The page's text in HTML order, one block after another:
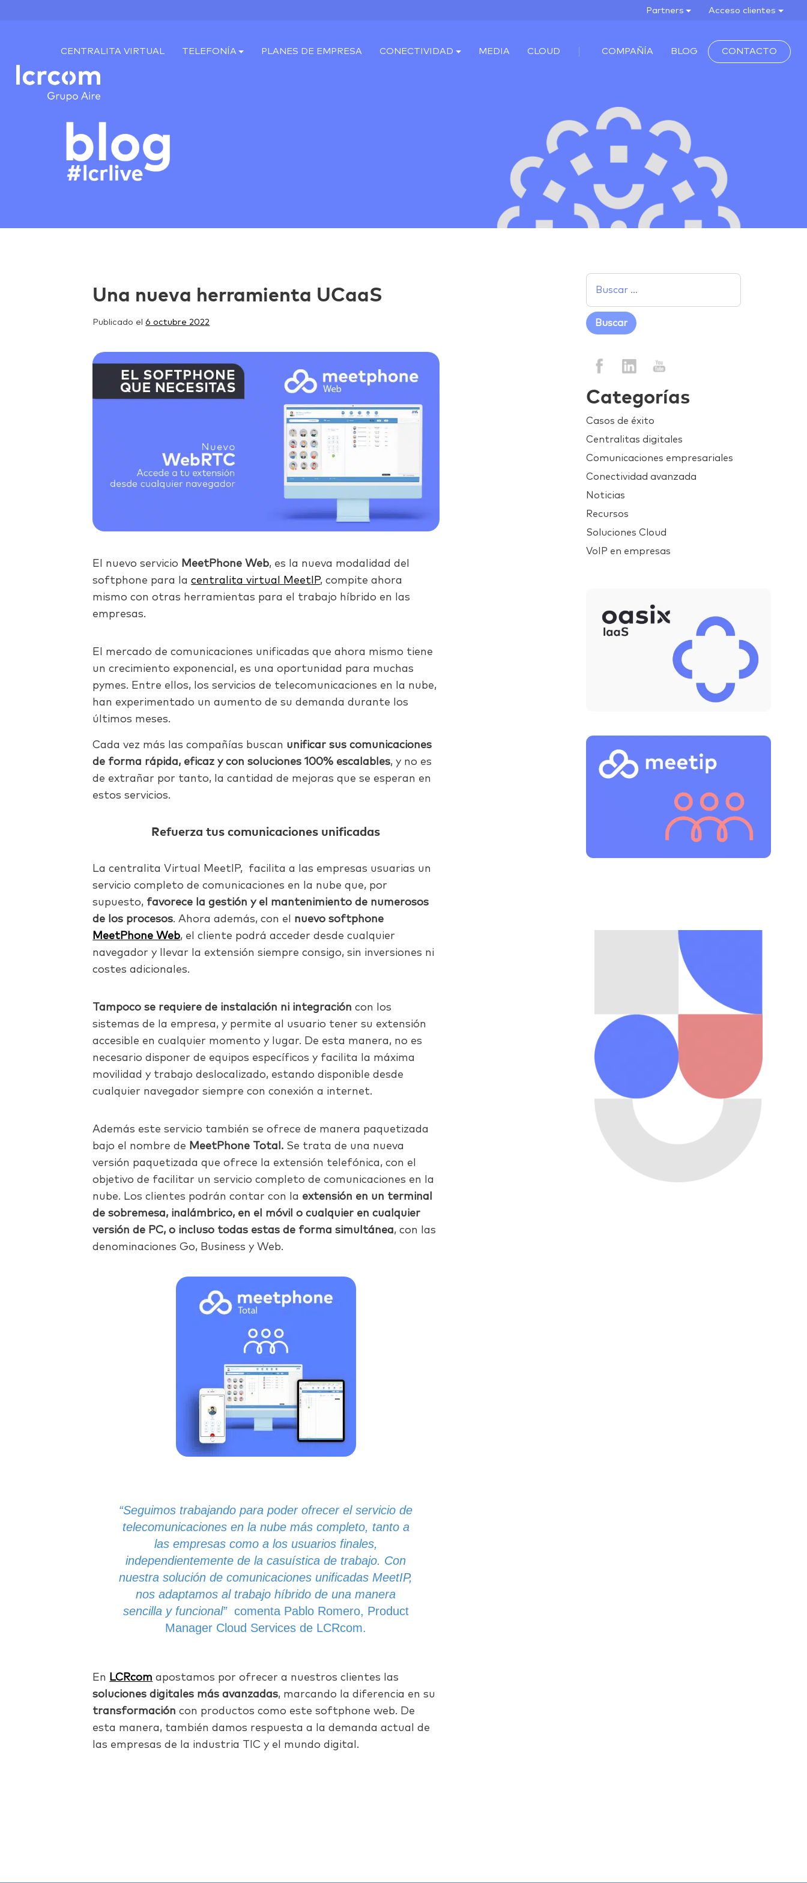
Partners Acceso clientes
CENTRALITA VIRTUAL TELEFONÍA PLANES DE EMPRESA CONECTIVIDAD MEDIA CLOUD COMPAÑÍA BLOG CONTACTO
Una nueva herramienta UCaaS
Publicado el 6 octubre 2022
El nuevo servicio MeetPhone Web, es la nueva modalidad del
softphone para lacentralita virtual MeetIP, compite ahora
mismo con otras herramientas para el trabajo híbrido en las
empresas.
El mercado de comunicaciones unificadas que ahora mismo tiene
un crecimiento exponencial, es una oportunidad para muchas
pymes. Entre ellos, los servicios de telecomunicaciones en la nube,
han experimentado un aumento de su demanda durante los
últimos meses.
Cada vez más las compañías buscan unificar sus comunicaciones
de forma rápida, eficaz y con soluciones 100% escalables, y no es
de extrañar por tanto, la cantidad de mejoras que se esperan en
estos servicios.
Refuerza tus comunicaciones unificadas
La centralita Virtual MeetIP, facilita a las empresas usuarias un
servicio completo de comunicaciones en la nube que, por
supuesto, favorece la gestión y el mantenimiento de numerosos
de los procesos. Ahora además, con el nuevo softphone
MeetPhone Web, el cliente podrá acceder desde cualquier
navegador y llevar la extensión siempre consigo, sin inversiones ni
costes adicionales.
Tampoco se requiere de instalación ni integración con los
sistemas de la empresa, y permite al usuario tener su extensión
accesible en cualquier momento y lugar. De esta manera, no es
necesario disponer de equipos específicos y facilita la máxima
movilidad y trabajo deslocalizado, estando disponible desde
cualquier navegador siempre con conexión a internet.
Además este servicio también se ofrece de manera paquetizada
bajo el nombre de MeetPhone Total. Se trata de una nueva
versión paquetizada que ofrece la extensión telefónica, con el
objetivo de facilitar un servicio completo de comunicaciones en la
nube. Los clientes podrán contar con la extensión en un terminal
de sobremesa, inalámbrico, en el móvil o cualquier en cualquier
versión de PC, o incluso todas estas de forma simultánea, con las
denominaciones Go, Business y Web.
“Seguimos trabajando para poder ofrecer el servicio de
telecomunicaciones en la nube más completo, tanto a
las empresas como a los usuarios finales,
independientemente de la casuística de trabajo. Con
nuestra solución de comunicaciones unificadas MeetIP,
nos adaptamos al trabajo híbrido de una manera
sencilla y funcional” comenta Pablo Romero, Product
Manager Cloud Services de LCRcom.
En LCRcom apostamos por ofrecer a nuestros clientes las
soluciones digitales más avanzadas, marcando la diferencia en su
transformación con productos como este softphone web. De
esta manera, también damos respuesta a la demanda actual de
las empresas de la industria TIC y el mundo digital.
Categorías
Casos de éxito
Centralitas digitales
Comunicaciones empresariales
Conectividad avanzada
Noticias
Recursos
Soluciones Cloud
VoIP en empresas